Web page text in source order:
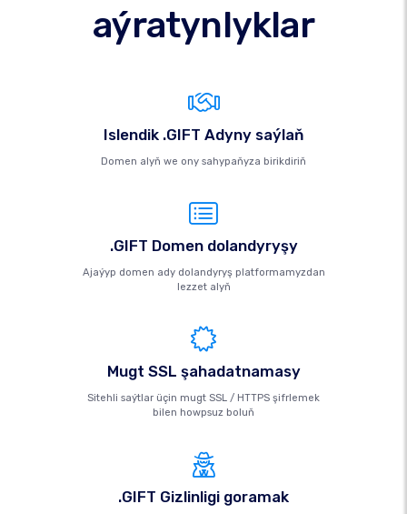
aýratynlyklar
Islendik .GIFT Adyny saýlaň
Domen alyň we ony sahypaňyza birikdiriň
.GIFT Domen dolandyryşy
Ajaýyp domen ady dolandyryş platformamyzdan
lezzet alyň
Mugt SSL şahadatnamasy
Sitehli saýtlar üçin mugt SSL / HTTPS şifrlemek
bilen howpsuz boluň
.GIFT Gizlinligi goramak